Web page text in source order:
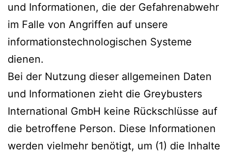
und Informationen, die der Gefahrenabwehr
im Falle von Angriffen auf unsere
informationstechnologischen Systeme
dienen.
Bei der Nutzung dieser allgemeinen Daten
und Informationen zieht die Greybusters
International GmbH keine Rückschlüsse auf
die betroffene Person. Diese Informationen
werden vielmehr benötigt, um (1) die Inhalte